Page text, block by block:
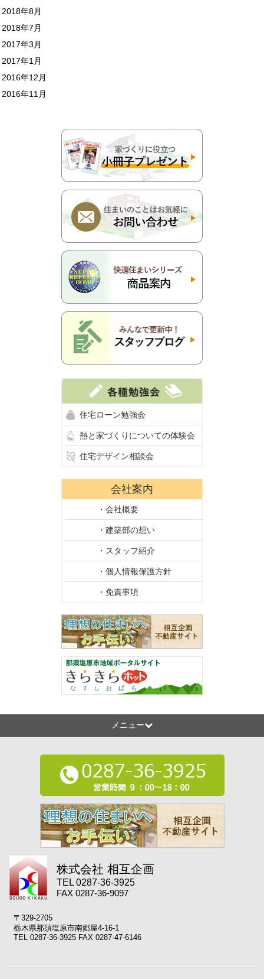
2018年8月
2018年7月
2017年3月
2017年1月
2016年12月
2016年11月
住宅ローン勉強会
熱と家づくりについての体験会
住宅デザイン相談会
会社案内
・会社概要
・建築部の想い
・スタッフ紹介
・個人情報保護方針
・免責事項
メニュー
株式会社 相互企画
TEL 0287-36-3925
FAX 0287-36-9097
〒329-2705
栃木県那須塩原市南郷屋4-16-1
TEL 0287-36-3925 FAX 0287-47-6146